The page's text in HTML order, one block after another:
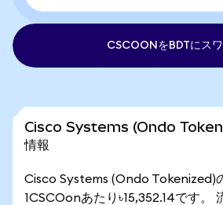
CSCOONをBDTにス
Cisco Systems (Ondo
情報
Cisco Systems (Ondo Tokenized)
1CSCOonあたり৳15,352.14です。